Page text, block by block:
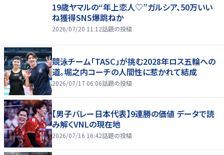
19歳ヤマルの“年上恋人♡”ガルシア、50万いい
ね獲得SNS爆跳ねか
2026/07/20 11:12話題の投稿
競泳チーム「TASC」が挑む2028年ロス五輪への
道。堀之内コーチの人間性に惹かれて結成
2026/07/17 06:06話題の投稿
【男子バレー日本代表】9連勝の価値 データで読
み解くVNLの現在地
2026/07/16 16:42話題の投稿